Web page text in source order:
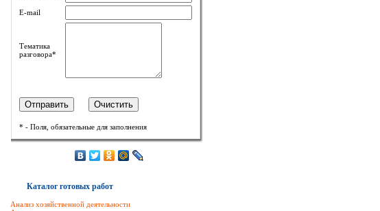
E-mail
Тематика
разговора*
* - Поля, обязательные для заполнения
Каталог готовых работ
Анализ хозяйственной деятельности